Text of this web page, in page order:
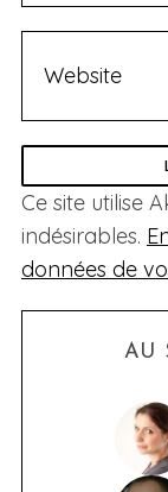
Ce site utilise
indésirables.
données de
AU